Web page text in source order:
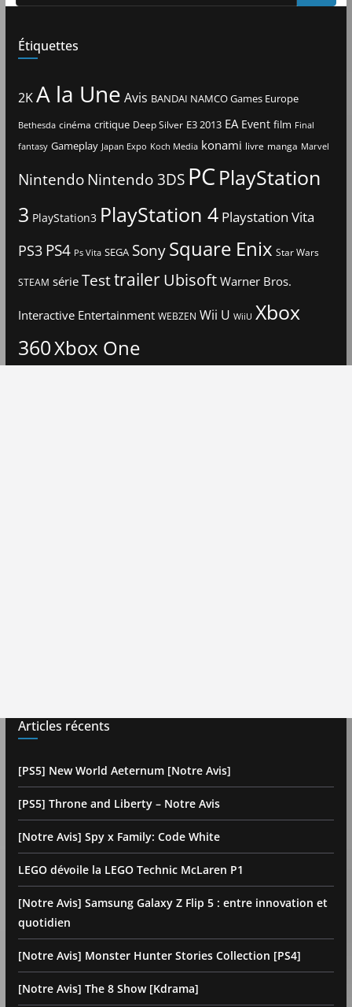
Étiquettes
2KA la Une Avis BANDAI NAMCO Games Europe
Bethesda cinéma critique Deep Silver E3 2013 EA Event film Final
fantasy Gameplay Japan Expo Koch Media konami livre manga Marvel
Nintendo Nintendo 3DS PCPlayStation
3 PlayStation3 PlayStation 4 Playstation Vita
PS3 PS4 Ps Vita SEGA Sony Square Enix Star Wars
STEAM série TesttrailerUbisoftWarner Bros.
Interactive Entertainment WEBZEN Wii U WiiU Xbox
360Xbox One
Articles récents
[PS5] New World Aeternum [Notre Avis]
[PS5] Throne and Liberty – Notre Avis
[Notre Avis] Spy x Family: Code White
LEGO dévoile la LEGO Technic McLaren P1
[Notre Avis] Samsung Galaxy Z Flip 5 : entre innovation et
quotidien
[Notre Avis] Monster Hunter Stories Collection [PS4]
[Notre Avis] The 8 Show [Kdrama]